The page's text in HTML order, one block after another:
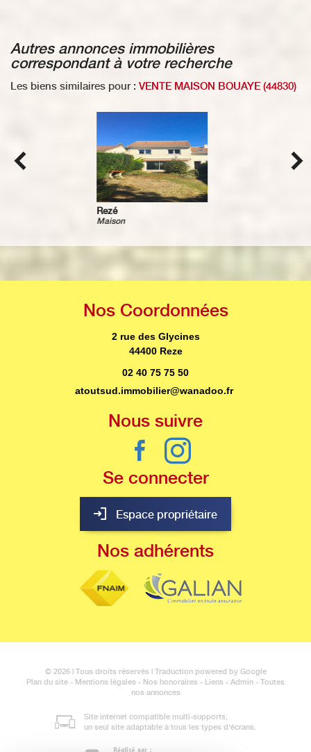
autres annonces immobilières
correspondant à votre recherche
Les biens similaires pour : VENTE MAISON BOUAYE (44830)
Rouans
Maison
Nos Coordonnées
2 rue des Glycines
44400 Reze
02 40 75 75 50
atoutsud.immobilier@wanadoo.fr
Nous suivre
Se connecter
Espace propriétaire
Nos adhérents
© 2026 | Tous droits réservés | Traduction powered by Google
Plan du site - Mentions légales - Nos honoraires - Liens - Admin - Toutes
nos annonces
Site internet compatible multi-supports,
un seul site adaptable à tous les types d'écrans.